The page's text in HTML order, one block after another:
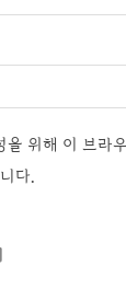
을 위해 이 브라
다.